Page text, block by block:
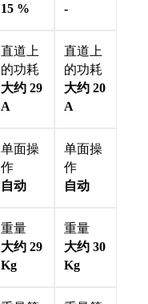
15 %
-
直道上
的功耗
大约 29
A
直道上
的功耗
大约 20
A
单面操
作
自动
单面操
作
自动
重量
大约 29
Kg
重量
大约 30
Kg